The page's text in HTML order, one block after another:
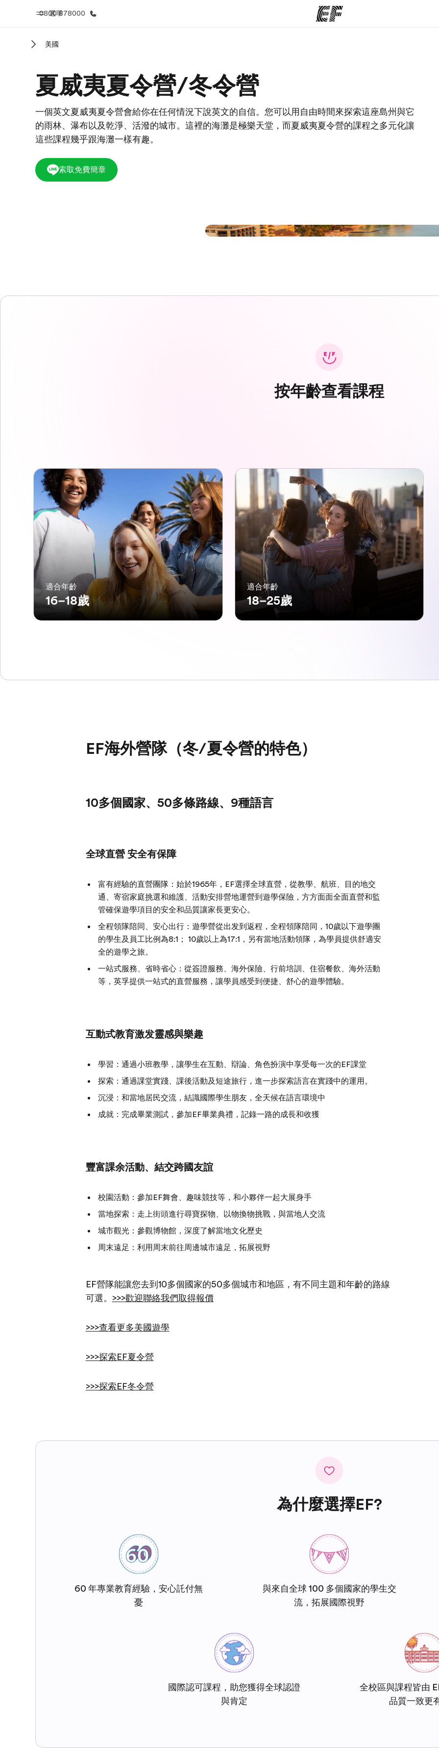
選單
0800 878000
首頁
歡迎來到EF 查看所有EF提供的課程
美國
夏威夷夏令營/冬令營
一個英文夏威夷夏令營會給你在任何情況下說英文的自信。您可以用自由時間來探索這座島州與它
的雨林、瀑布以及乾淨、活潑的城市。這裡的海灘是極樂天堂，而夏威夷夏令營的課程之多元化讓
這些課程幾乎跟海灘一樣有趣。
索取免費簡章
按年齡查看課程
適合年齡
16–18歲
適合年齡
18–25歲
EF海外營隊（冬/夏令營的特色）
10多個國家、50多條路線、9種語言
全球直營 安全有保障
富有經驗的直營團隊：始於1965年，EF選擇全球直營，從教學、航班、目的地交
通、寄宿家庭挑選和維護、活動安排營地運營到遊學保險，方方面面全面直營和監
管確保遊學項目的安全和品質讓家長更安心。
全程領隊陪同、安心出行：遊學營從出发到返程，全程領隊陪同，10歲以下遊學團
的學生及員工比例為8:1； 10歲以上為17:1，另有當地活動領隊，為學員提供舒適安
全的遊學之旅。
一站式服務、省時省心：從簽證服務、海外保險、行前培訓、住宿餐飲、海外活動
等，英孚提供一站式的直營服務，讓學員感受到便捷、舒心的遊學體驗。
互動式教育激发靈感與樂趣
學習：通過小班教學，讓學生在互動、辯論、角色扮演中享受每一次的EF課堂
探索：通過課堂實踐、課後活動及短途旅行，進一步探索語言在實踐中的運用。
沉浸：和當地居民交流，結識國際學生朋友，全天候在語言環境中
成就：完成畢業測試，參加EF畢業典禮，記錄一路的成長和收獲
豐富課余活動、結交跨國友誼
校園活動：參加EF舞會、趣味競技等，和小夥伴一起大展身手
當地探索：走上街頭進行尋寶探物、以物換物挑戰，與當地人交流
城市觀光：參觀博物館，深度了解當地文化歷史
周末遠足：利用周末前往周邊城市遠足，拓展視野
EF營隊能讓您去到10多個國家的50多個城市和地區，有不同主題和年齡的路線
可選。 >>>歡迎聯絡我們取得報價
>>>查看更多美國遊學
>>>探索EF夏令營
>>>探索EF冬令營
為什麼選擇EF?
60 年專業教育經驗，安心託付無
憂
與來自全球 100 多個國家的學生交
流，拓展國際視野
國際認可課程，助您獲得全球認證
與肯定
全校區與課程皆由
品質一致更